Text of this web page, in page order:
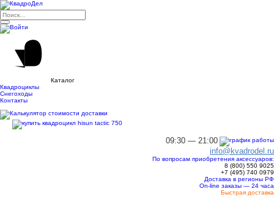
Каталог
Квадроциклы
Снегоходы
Контакты
09:30 — 21:00
info@kvadrodel.ru
По вопросам приобретения аксессуаров:
8 (800) 550 9025
+7 (495) 740 0979
Доставка в регионы РФ
On-line заказы — 24 часа
Быстрая доставка